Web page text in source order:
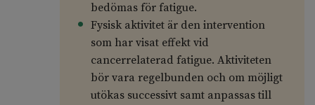
bedömas för fatigue.
Fysisk aktivitet är den intervention
som har visat effekt vid
cancerrelaterad fatigue. Aktiviteten
bör vara regelbunden och om möjligt
utökas successivt samt anpassas till